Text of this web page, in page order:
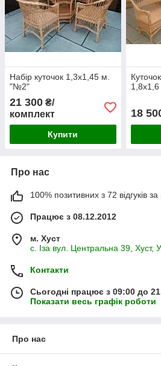
Набір куточок 1,3х1,45 м.
"№2"
21 300 ₴/
комплект
Купити
1,8х1,6
18
Про нас
100% позитивних з 72 відгуків за
Працює з 08.12.2012
м. Хуст
с. Іза вул. Центральна 39, Хуст,
Контакти
Сьогодні працює з 09:00 до
Показати весь графік роботи
Про нас